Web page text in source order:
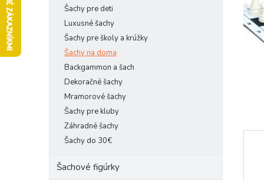
Šachy pre deti
Luxusné šachy
Šachy pre školy a krúžky
Šachy na doma
Backgammon a šach
Dekoračné šachy
Mramorové šachy
Šachy pre kluby
Záhradné šachy
Šachy do 30€
Šachové figúrky